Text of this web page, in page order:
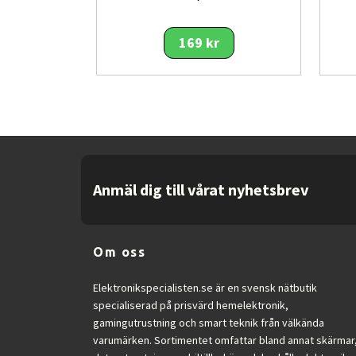
Tydlig överblick: XL‑displayen
Lämplig för offentliga miljöer:
Kostnadseffektivitet:
Stabil konstruktion:
Språkstöd för veckodag gör
Tidszonskorrigering möjliggör
Sammanfattning
169 kr
Anmäl dig till vårat nyhetsbrev
Om oss
Elektronikspecialisten.se är en svensk nätbutik
specialiserad på prisvärd hemelektronik,
gamingutrustning och smart teknik från välkända
varumärken. Sortimentet omfattar bland annat skärmar,